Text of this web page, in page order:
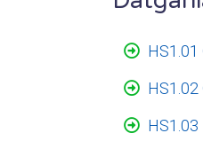
HS1.01
HS1.02